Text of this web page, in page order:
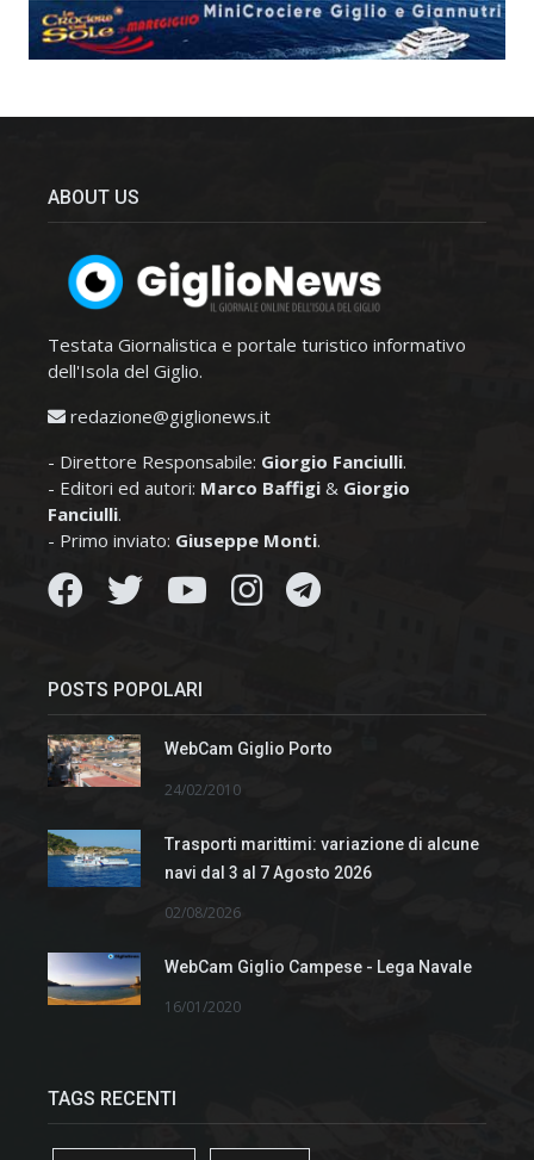
ABOUT US
Testata Giornalistica e portale turistico informativo
dell'Isola del Giglio.
redazione@giglionews.it
- Direttore Responsabile: Giorgio Fanciulli.
- Editori ed autori: Marco Baffigi & Giorgio
Fanciulli.
- Primo inviato: Giuseppe Monti.
POSTS POPOLARI
WebCam Giglio Porto
24/02/2010
Trasporti marittimi: variazione di alcune
navi dal 3 al 7 Agosto 2026
02/08/2026
WebCam Giglio Campese - Lega Navale
16/01/2020
TAGS RECENTI